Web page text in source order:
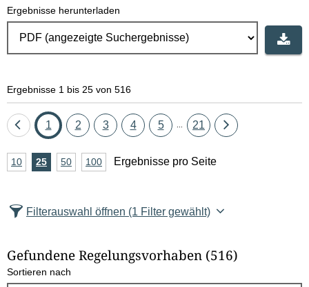
Ergebnisse herunterladen
Ergebnisse 1 bis 25 von 516
Eine
zurück
Seite
1 Seite
2 Seite
3 Seite
4 Seite
5 Seite
21
Eine
A
z
l
E
10Ergebnisse
25Ergebnisse
50Ergebnisse
100Ergebnisse
Ergebnisse pro Seite
Filterauswahl öffnen (1 Filter gewählt)
Gefundene Regelungsvorhaben (516)
Sortieren nach